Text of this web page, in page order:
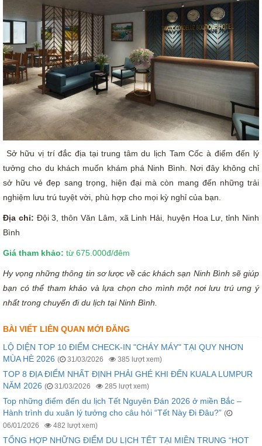
Sở hữu vị trí đắc địa tại trung tâm du lịch Tam Cốc à điểm đến lý
tưởng cho du khách muốn khám phá Ninh Bình. Nơi đây không chỉ
sở hữu vẻ đẹp sang trọng, hiện đại mà còn mang đến những trải
nghiệm lưu trú tuyệt vời, phù hợp cho mọi kỳ nghỉ của bạn.
Địa chỉ: Đội 3, thôn Văn Lâm, xã Linh Hải, huyện Hoa Lư, tỉnh Ninh
Bình
Giá tham khảo: từ 675.000đ/đêm
Hy vọng những thông tin sơ lược về các khách sạn Ninh Bình sẽ giúp
bạn có thể tham khảo và lựa chọn cho mình một nơi lưu trú ưng ý
nhất trong chuyến đi du lịch tại Ninh Bình.
BÀI VIẾT LIÊN QUAN MỚI ĐĂNG
LỘ DIỆN TOP 10 ĐIỂM CHECK-IN "CHÁY MÁY" TẠI QUY NHƠN
MÙA HÈ 2026 ( 31/03/2026 385 lượt xem)
TOP 8 ĐỊA ĐIỂM NHẤT ĐỊNH PHẢI GHÉ KHI ĐẾN KUALA LUMPUR
NĂM 2026 ( 31/03/2026 285 lượt xem)
Top những điểm đến du lịch Tết Nguyên Đán 2026 ở miền Bắc –
Hành trình du xuân lý tưởng cho câu hỏi “Tết Này Đi Đâu?” (
06/01/2026
482 lượt xem)
TỔNG HỢP NHỮNG ĐIỂM DU LỊCH TẾT TẠI MIỀN TRUNG “HOT